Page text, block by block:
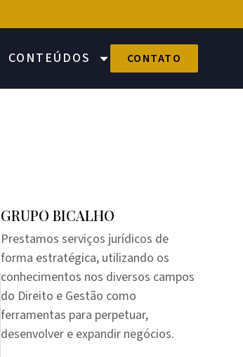
CONTEÚDOS CONTATO
GRUPO BICALHO
Prestamos serviços jurídicos de
forma estratégica, utilizando os
conhecimentos nos diversos campos
do Direito e Gestão como
ferramentas para perpetuar,
desenvolver e expandir negócios.